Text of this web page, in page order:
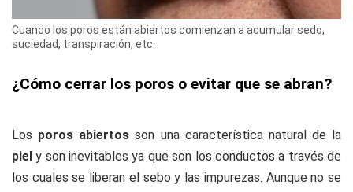
Cuando los poros están abiertos comienzan a acumular sedo,
suciedad, transpiración, etc.
¿Cómo cerrar los poros o evitar que se abran?
Los poros abiertos son una característica natural de la
piely son inevitables ya que son los conductos a través de
los cuales se liberan el sebo y las impurezas. Aunque no se